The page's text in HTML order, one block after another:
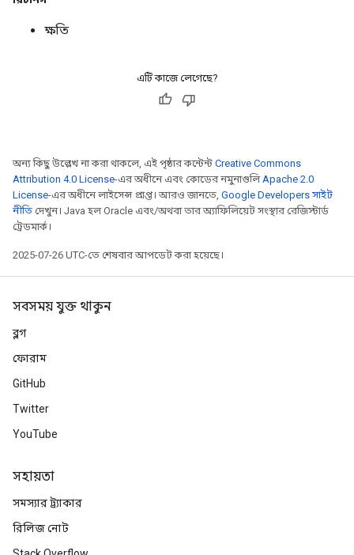
ক্ষতি
এটি কাজে লেগেছে?
অন্য কিছু উল্লেখ না করা থাকলে, এই পৃষ্ঠার কন্টেন্ট Creative Commons
Attribution 4.0 License-এর অধীনে এবং কোডের নমুনাগুলিApache 2.0
License-এর অধীনে লাইসেন্স প্রাপ্ত। আরও জানতে, Google Developers সাইট
নীতি দেখুন। Java হল Oracle এবং/অথবা তার অ্যাফিলিয়েট সংস্থার রেজিস্টার্ড
ট্রেডমার্ক।
2025-07-26 UTC-তে শেষবার আপডেট করা হয়েছে।
সবসময় যুক্ত থাকুন
ব্লগ
ফোরাম
GitHub
Twitter
YouTube
সহায়তা
সমস্যার ট্র্যাকার
রিলিজ নোট